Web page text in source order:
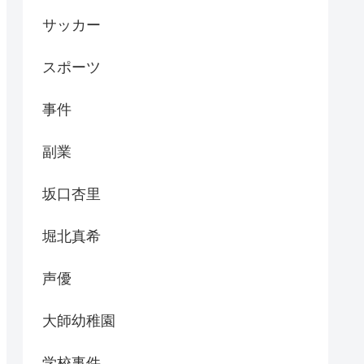
サッカー
スポーツ
事件
副業
坂口杏里
堀北真希
声優
大師幼稚園